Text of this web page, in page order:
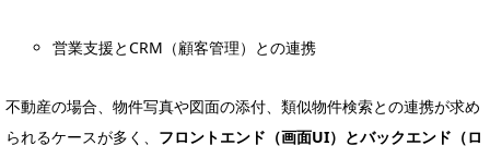
営業支援とCRM（顧客管理）との連携
不動産の場合、物件写真や図面の添付、類似物件検索との連携が求め
られるケースが多く、 フロントエンド（画面UI）とバックエンド（ロ